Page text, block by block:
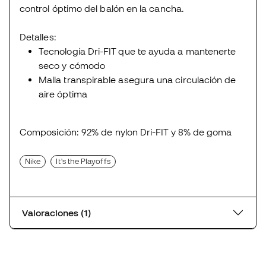
control óptimo del balón en la cancha.
Detalles:
Tecnología Dri-FIT que te ayuda a mantenerte
seco y cómodo
Malla transpirable asegura una circulación de
aire óptima
Composición: 92% de nylon Dri-FIT y 8% de goma
Nike It's the Playoffs
Valoraciones (1)